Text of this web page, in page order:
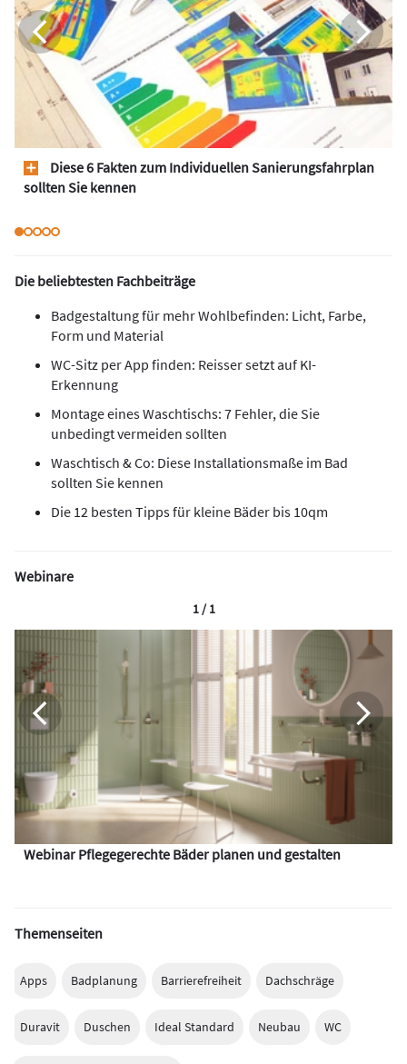
Diese 6 Fakten zum Individuellen Sanierungsfahrplan
sollten Sie kennen
Die beliebtesten Fachbeiträge
Badgestaltung für mehr Wohlbefinden: Licht, Farbe,
Form und Material
WC-Sitz per App finden: Reisser setzt auf KI-
Erkennung
Montage eines Waschtischs: 7 Fehler, die Sie
unbedingt vermeiden sollten
Waschtisch & Co: Diese Installationsmaße im Bad
sollten Sie kennen
Die 12 besten Tipps für kleine Bäder bis 10qm
Webinare
Webinar Pflegegerechte Bäder planen und gestalten
1 / 1
Themenseiten
Apps Badplanung Barrierefreiheit Dachschräge
Duravit Duschen Ideal Standard Neubau WC